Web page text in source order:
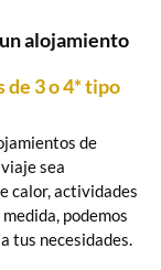
alojamiento
3 o 4* tipo
de
sea
calor, actividades
podemos
tus necesidades.